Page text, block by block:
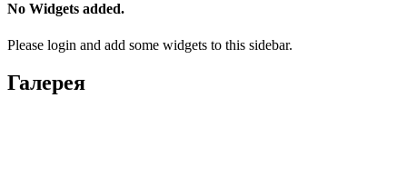
No Widgets added.
Please login and add some widgets to this sidebar.
Галерея